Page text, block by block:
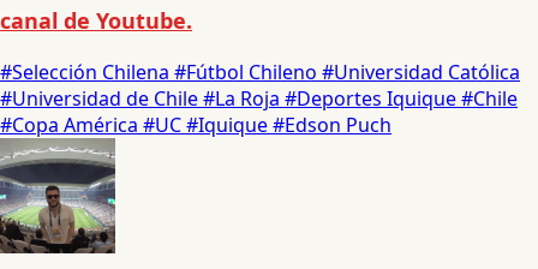
canal de Youtube.
#Selección Chilena #Fútbol Chileno #Universidad Católica
#Universidad de Chile#La Roja #Deportes Iquique#Chile
#Copa América #UC#Iquique#Edson Puch